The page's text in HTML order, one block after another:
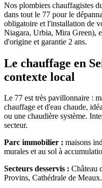
Nos plombiers chauffagistes
dans tout le 77 pour le
obligatoire et l'installation de
Niagara, Urbia, Mira Green),
d'origine et garantie 2 ans.
Le chauffage en
contexte local
Le 77 est très pavillonnaire :
chauffage et d'eau chaude,
ou une chaudière système.
secteur.
Parc immobilier : maisons
murales et au sol à
Secteurs desservis : Château
Provins, Cathédrale de Meaux.